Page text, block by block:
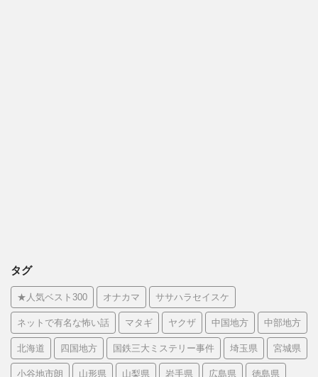
タグ
★人気ベスト300 オナカマ ササハラセイスケ
ネットで有名な怖い話 マタギ ヤクザ 中国地方 中部地方
北海道 四国地方 国鉄三大ミステリー事件 埼玉県 宮城県
小谷地市朗 山形県 山梨県 岩手県 広島県 徳島県